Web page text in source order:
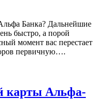
Банка? Дальнейшие
быстро, а порой
момент вас перестает
первичную….
карты Альфа-